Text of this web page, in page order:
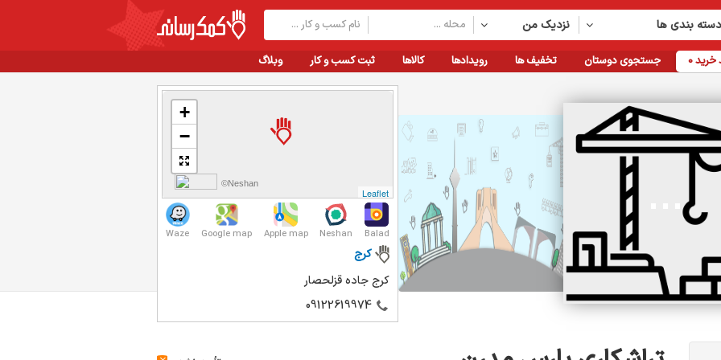
نزدیک من بندی ها
وبلاگ ثبت کسب و کار کالاها رویدادها تخفیف ها جستجوی دوستان خرید0
+
−
Leaflet
©Neshan
Balad
Neshan
Apple map
Google map
Waze
کرج
کرج جاده قزلحصار
09122619974